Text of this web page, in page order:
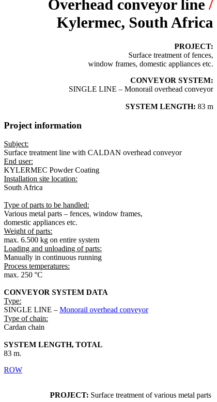
Overhead conveyor line/
Kylermec, South Africa
PROJECT:
Surface treatment of fences,
window frames, domestic appliances etc.
CONVEYOR SYSTEM:
SINGLE LINE – Monorail overhead conveyor
SYSTEM LENGTH: 83 m
Project information
Subject:
Surface treatment line with CALDAN overhead conveyor
End user:
KYLERMEC Powder Coating
Installation site location:
South Africa
Type of parts to be handled:
Various metal parts – fences, window frames,
domestic appliances etc.
Weight of parts:
max. 6.500 kg on entire system
Loading and unloading of parts:
Manually in continuous running
Process temperatures:
max. 250 °C
CONVEYOR SYSTEM DATA
Type:
SINGLE LINE – Monorail overhead conveyor
Type of chain:
Cardan chain
SYSTEM LENGTH, TOTAL
83 m.
ROW
PROJECT: Surface treatment of various metal parts